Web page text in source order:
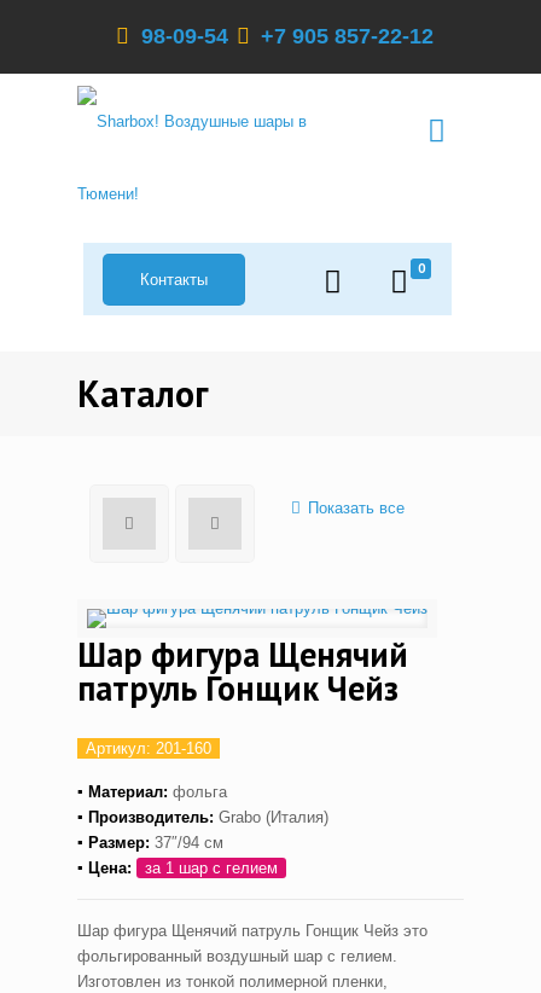
98-09-54 +7 905 857-22-12
0
Контакты
Каталог
Показать все
Шар фигура Щенячий
патруль Гонщик Чейз
Артикул: 201-160
▪ Материал: фольга
▪ Производитель: Grabo (Италия)
▪ Размер: 37″/94 см
▪ Цена:
за 1 шар с гелием
Шар фигура Щенячий патруль Гонщик Чейз это
фольгированный воздушный шар с гелием.
Изготовлен из тонкой полимерной пленки,